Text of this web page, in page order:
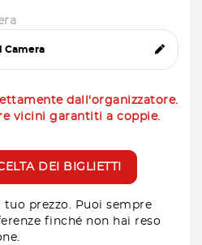
dall'organizzatore.
vicini garantiti a coppie.
DEI BIGLIETTI
prezzo. Puoi sempre
finché non hai reso